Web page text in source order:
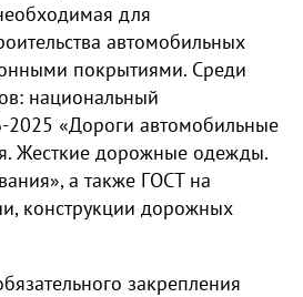
для
автомобильных
покрытиями. Среди
национальный
2025 «Дороги автомобильные
Жесткие дорожные одежды.
а также ГОСТ на
конструкции дорожных
закрепления